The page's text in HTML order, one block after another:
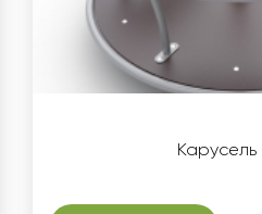
Карусель